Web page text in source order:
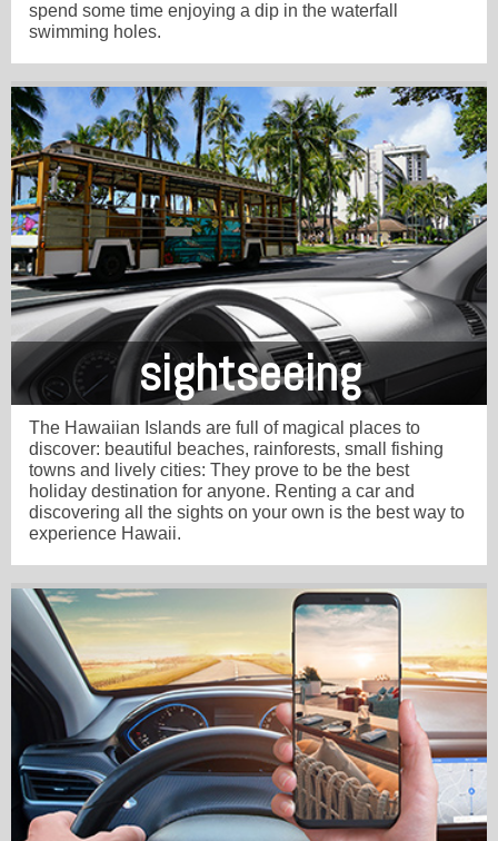
spend some time enjoying a dip in the waterfall
swimming holes.
sightseeing
The Hawaiian Islands are full of magical places to
discover: beautiful beaches, rainforests, small fishing
towns and lively cities: They prove to be the best
holiday destination for anyone. Renting a car and
discovering all the sights on your own is the best way to
experience Hawaii.